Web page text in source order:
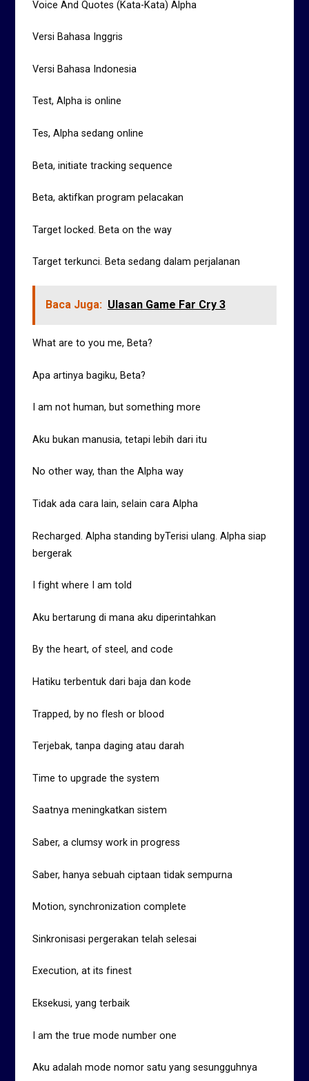
Voice And Quotes (Kata-Kata) Alpha
Versi Bahasa Inggris
Versi Bahasa Indonesia
Test, Alpha is online
Tes, Alpha sedang online
Beta, initiate tracking sequence
Beta, aktifkan program pelacakan
Target locked. Beta on the way
Target terkunci. Beta sedang dalam perjalanan
Baca Juga: Ulasan Game Far Cry 3
What are to you me, Beta?
Apa artinya bagiku, Beta?
I am not human, but something more
Aku bukan manusia, tetapi lebih dari itu
No other way, than the Alpha way
Tidak ada cara lain, selain cara Alpha
Recharged. Alpha standing byTerisi ulang. Alpha siap
bergerak
I fight where I am told
Aku bertarung di mana aku diperintahkan
By the heart, of steel, and code
Hatiku terbentuk dari baja dan kode
Trapped, by no flesh or blood
Terjebak, tanpa daging atau darah
Time to upgrade the system
Saatnya meningkatkan sistem
Saber, a clumsy work in progress
Saber, hanya sebuah ciptaan tidak sempurna
Motion, synchronization complete
Sinkronisasi pergerakan telah selesai
Execution, at its finest
Eksekusi, yang terbaik
I am the true mode number one
Aku adalah mode nomor satu yang sesungguhnya